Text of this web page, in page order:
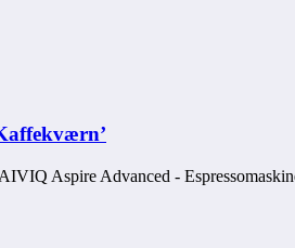
Aspire Advanced -